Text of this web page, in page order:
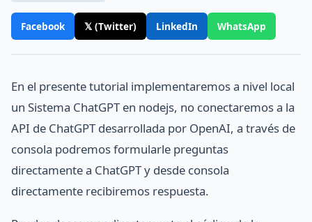
Facebook 𝕏 (Twitter) LinkedIn WhatsApp
En el presente tutorial implementaremos a nivel local
un Sistema ChatGPT en nodejs, no conectaremos a la
API de ChatGPT desarrollada por OpenAI, a través de
consola podremos formularle preguntas
directamente a ChatGPT y desde consola
directamente recibiremos respuesta.